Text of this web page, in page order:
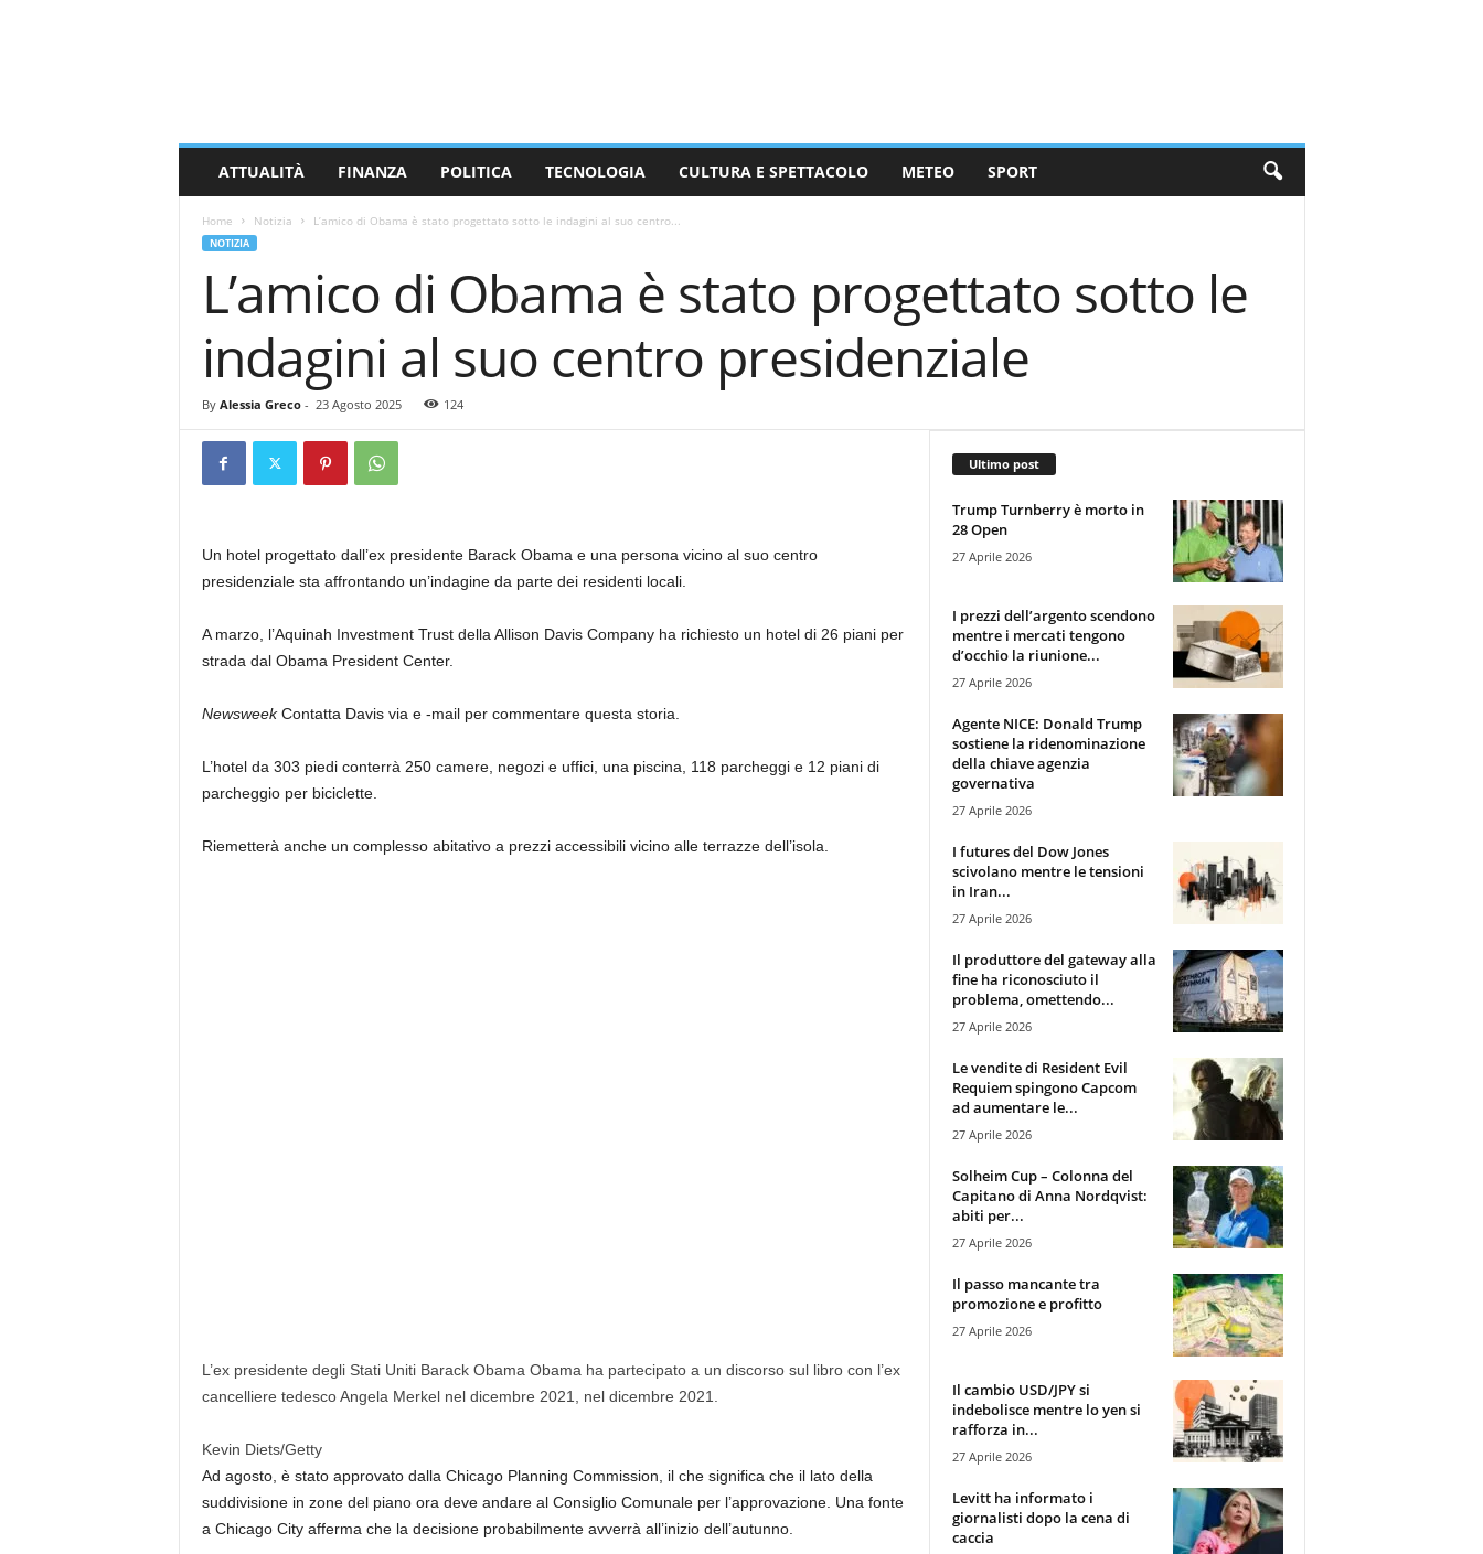
ATTUALITÀ FINANZA POLITICA TECNOLOGIA CULTURA E SPETTACOLO METEO SPORT
Home Notizia L’amico di Obama è stato progettato sotto le indagini al suo centro...
NOTIZIA
L’amico di Obama è stato progettato sotto le
indagini al suo centro presidenziale
By Alessia Greco- 23 Agosto 2025 124
Un hotel progettato dall’ex presidente Barack Obama e una persona vicino al suo centro
presidenziale sta affrontando un’indagine da parte dei residenti locali.
A marzo, l’Aquinah Investment Trust della Allison Davis Company ha richiesto un hotel di 26 piani per
strada dal Obama President Center.
NewsweekContatta Davis via e -mail per commentare questa storia.
L’hotel da 303 piedi conterrà 250 camere, negozi e uffici, una piscina, 118 parcheggi e 12 piani di
parcheggio per biciclette.
Riemetterà anche un complesso abitativo a prezzi accessibili vicino alle terrazze dell’isola.
L’ex presidente degli Stati Uniti Barack Obama Obama ha partecipato a un discorso sul libro con l’ex
cancelliere tedesco Angela Merkel nel dicembre 2021, nel dicembre 2021.
Kevin Diets/Getty
Ad agosto, è stato approvato dalla Chicago Planning Commission, il che significa che il lato della
suddivisione in zone del piano ora deve andare al Consiglio Comunale per l’approvazione. Una fonte
a Chicago City afferma che la decisione probabilmente avverrà all’inizio dell’autunno.
Ultimo post
Trump Turnberry è morto in
28 Open
27 Aprile 2026
I prezzi dell’argento scendono
mentre i mercati tengono
d’occhio la riunione...
27 Aprile 2026
Agente NICE: Donald Trump
sostiene la ridenominazione
della chiave agenzia
governativa
27 Aprile 2026
I futures del Dow Jones
scivolano mentre le tensioni
in Iran...
27 Aprile 2026
Il produttore del gateway alla
fine ha riconosciuto il
problema, omettendo...
27 Aprile 2026
Le vendite di Resident Evil
Requiem spingono Capcom
ad aumentare le...
27 Aprile 2026
Solheim Cup – Colonna del
Capitano di Anna Nordqvist:
abiti per...
27 Aprile 2026
Il passo mancante tra
promozione e profitto
27 Aprile 2026
Il cambio USD/JPY si
indebolisce mentre lo yen si
rafforza in...
27 Aprile 2026
Levitt ha informato i
giornalisti dopo la cena di
caccia